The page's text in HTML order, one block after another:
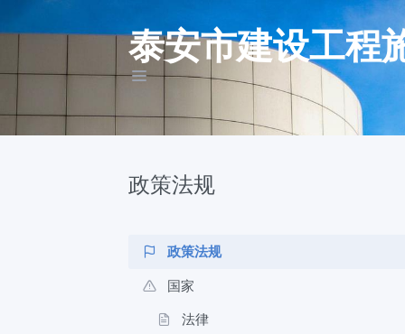
泰安市建设工程
政策法规
政策法规
国家
法律